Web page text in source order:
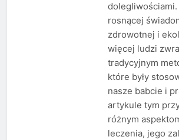
dolegliwościami.
rosnącej
zdrowotnej i
więcej ludzi
tradycyjnym
które były
nasze babcie i
artykule tym
różnym
leczenia, jego